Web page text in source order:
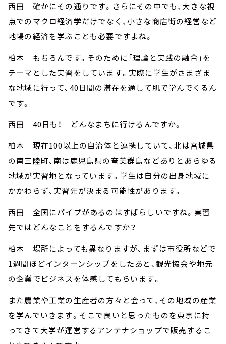
西田 確かにその通りです。さらにその中でも、大きな視
点でのマクロ経済学だけでなく、小さな商店街の経営など
地場の経済を学ぶことも必要ですよね。
柏木 もちろんです。そのために「理論と実践の融合」を
テーマとした実習をしています。実際に学生がさまざま
な地域に行って、40日間の滞在を通して肌で学んでくるん
です。
西田 40日も！ どんなまちに行けるんですか。
柏木 現在100以上の自治体と連携していて、北は宮城県
の南三陸町、南は鹿児島県の奄美群島などありとあらゆる
地域が実習地となっています。学生は自分の出身地域に
かかわらず、実習先が決まる可能性があります。
西田 全国にパイプがあるのはすばらしいですね。実習
先ではどんなことをするんですか？
柏木 場所によっても異なりますが、まずは市役所などで
1週間ほどインターンシップをしたあと、観光協会や地元
の企業でビジネスを体感してもらいます。
また農業や工業の生産者の方々と会って、その地域の産業
を学んでいきます。そこで良いと思ったものを東京に持
ってきて大学が運営するアンテナショップで販売するこ